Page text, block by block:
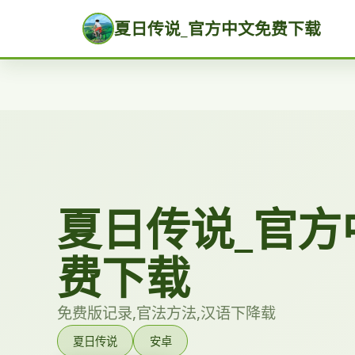
夏日传说_官方中文免费下载
夏日传说_官
费下载
免费版记录,官法方法,汉语下降载
夏日传说 安卓